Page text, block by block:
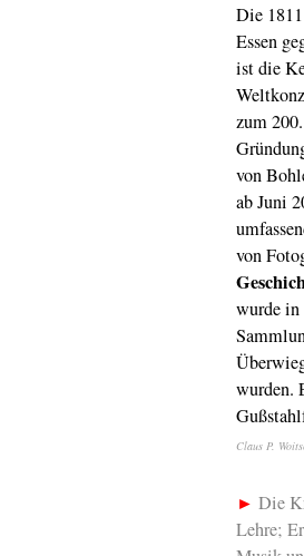
Die
Essen
ist die
zum
von
ab Juni
von
wurde in
wurden.
Claus P.
► Die
Lehre;